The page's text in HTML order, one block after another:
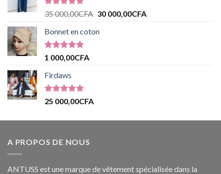
Note5.00
35 000,00CFA 30 000,00CFA
Bonnet en coton
Note 5.00
1 000,00CFA
Firdaws
Note5.00
25 000,00CFA
A PROPOS DE NOUS
ANTUSS est une marque de vêtement spécialisée dans la